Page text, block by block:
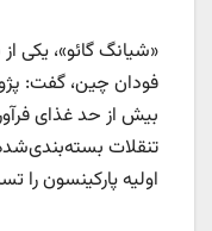
«شیانگ گائو»، یکی
فودان چین، گفت:
بیش از حد غذای
تنقلات
اولیه پارکینسون را